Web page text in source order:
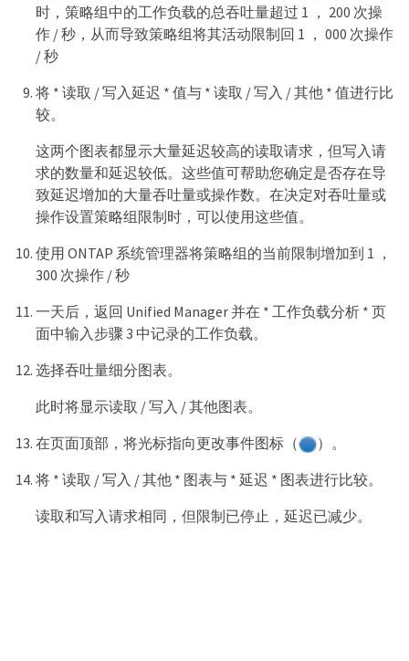
时，策略组中的工作负载的总吞吐量超过 1 ， 200 次操
作 / 秒，从而导致策略组将其活动限制回 1 ， 000 次操作
/ 秒
将 * 读取 / 写入延迟 * 值与 * 读取 / 写入 / 其他 * 值进行比
较。
这两个图表都显示大量延迟较高的读取请求，但写入请
求的数量和延迟较低。这些值可帮助您确定是否存在导
致延迟增加的大量吞吐量或操作数。在决定对吞吐量或
操作设置策略组限制时，可以使用这些值。
使用 ONTAP 系统管理器将策略组的当前限制增加到 1 ，
300 次操作 / 秒
一天后，返回 Unified Manager 并在 * 工作负载分析 * 页
面中输入步骤 3 中记录的工作负载。
选择吞吐量细分图表。
此时将显示读取 / 写入 / 其他图表。
在页面顶部，将光标指向更改事件图标（
）。
将 * 读取 / 写入 / 其他 * 图表与 * 延迟 * 图表进行比较。
读取和写入请求相同，但限制已停止，延迟已减少。